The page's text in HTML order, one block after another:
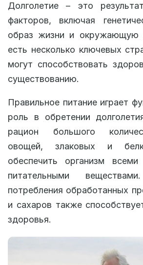
Долголетие – это
факторов, включая
образ жизни и окружающую
есть несколько ключевых
могут способствовать
существованию.
Правильное питание играет
роль в обретении
рацион большого
овощей, злаковых и
обеспечить организм
питательными
потребления обработанных
и сахаров также
здоровья.